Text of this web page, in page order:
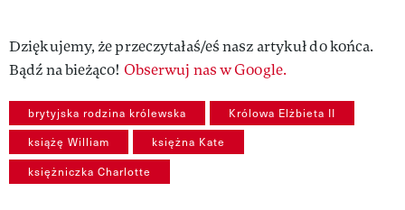
Dziękujemy, że przeczytałaś/eś nasz artykuł do końca.
Bądź na bieżąco! Obserwuj nas w Google.
brytyjska rodzina królewska Królowa Elżbieta II
książę William księżna Kate
księżniczka Charlotte